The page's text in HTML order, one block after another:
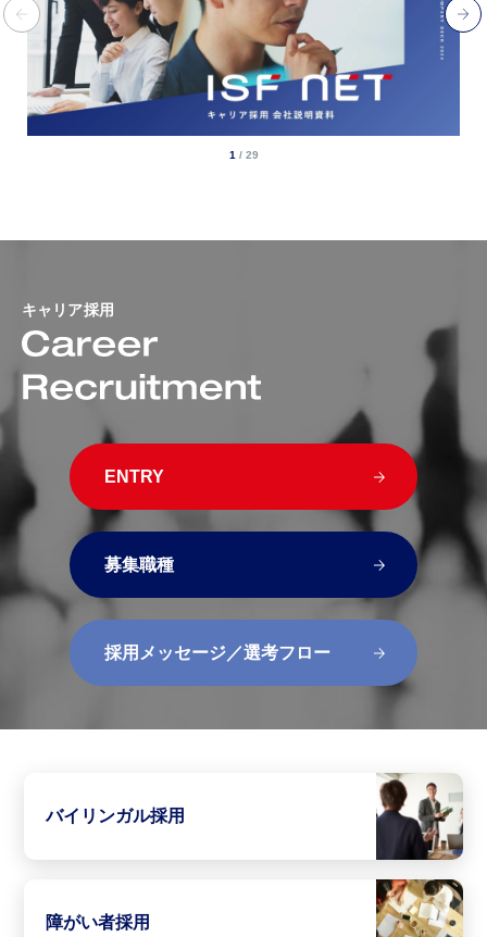
1 / 29
キャリア採用
ENTRY
募集職種
採用メッセージ／選考フロー
バイリンガル採用
障がい者採用